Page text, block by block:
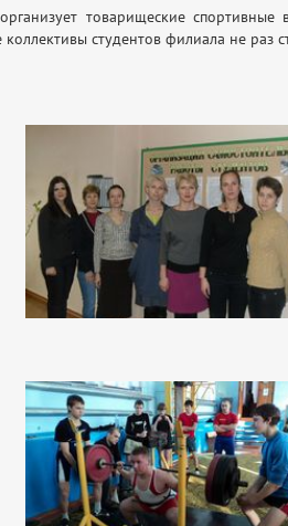
товарищеские
студентов филиала не раз